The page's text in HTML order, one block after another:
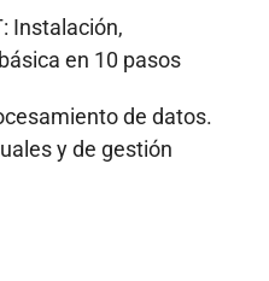
Instalación,
en 10 pasos
de datos.
y de gestión